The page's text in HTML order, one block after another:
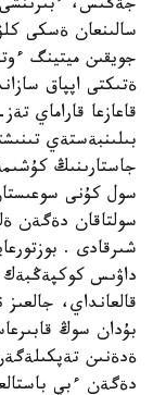
جةڭىس،
سالىنعان ةسكى
جويقىن ميتينگ
ةتىكتى اپپاق
قاعازعا قاراماي
بىلىنبةستةي
جاستارىنىڭ
سول كۇنى
سولتاقان دةگةن
شىرقادى .
داۋىس كوكپةڭبةك
قالعانداي،
بۇدان سوڭ
ةدةنىن
دةگةن ءبي